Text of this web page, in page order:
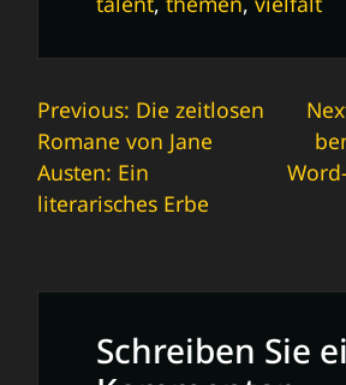
Beitrags-
Navigation
Previous: Die zeitlosen
Romane von Jane
Austen: Ein
literarisches Erbe
Schreiben Sie